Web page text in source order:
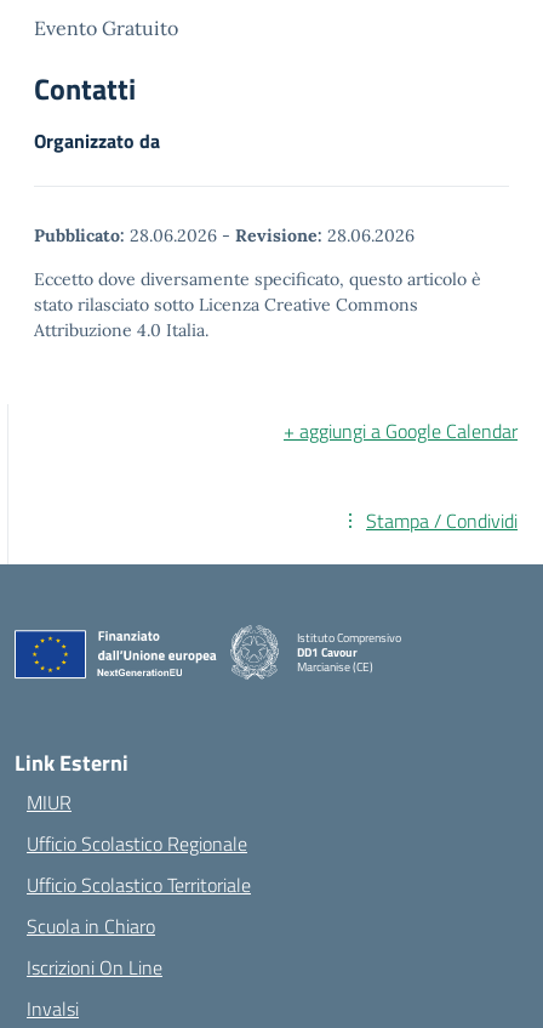
Evento Gratuito
Contatti
Organizzato da
Pubblicato: 28.06.2026 - Revisione: 28.06.2026
Eccetto dove diversamente specificato, questo articolo è
stato rilasciato sotto Licenza Creative Commons
Attribuzione 4.0 Italia.
+ aggiungi a Google Calendar
Stampa / Condividi
Istituto Comprensivo
DD1 Cavour
Marcianise (CE)
Link Esterni
MIUR
Ufficio Scolastico Regionale
Ufficio Scolastico Territoriale
Scuola in Chiaro
Iscrizioni On Line
Invalsi